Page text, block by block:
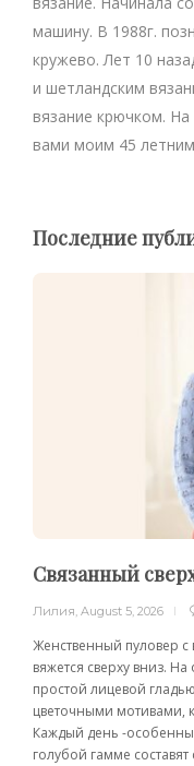
машину. В 1988г.
кружево. Лет 10
и шетландским
вязание крючком.
вами моим 45
Последние
Связанный
Лилия, August 5, 2026
Женственный пуловер
вяжется сверху вниз.
простой лицевой
цветочными мотивами,
Каждый день -
голубой гамме